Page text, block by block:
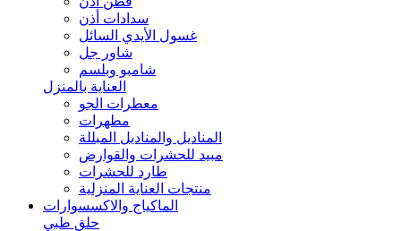
سدادات أذن
غسول الأيدي السائل
شاور جل
شامبو وبلسم
العناية بالمنزل
معطرات الجو
مطهرات
المناديل والمناديل المبللة
مبيد للحشرات والقوارض
طارد للحشرات
منتجات العناية المنزلية
الماكياج والاكسسوارات
حلق طبي